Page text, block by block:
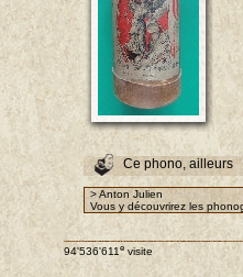
Ce phono, ailleurs
> Anton Julien
Vous y découvrirez les
94'536'611e visite